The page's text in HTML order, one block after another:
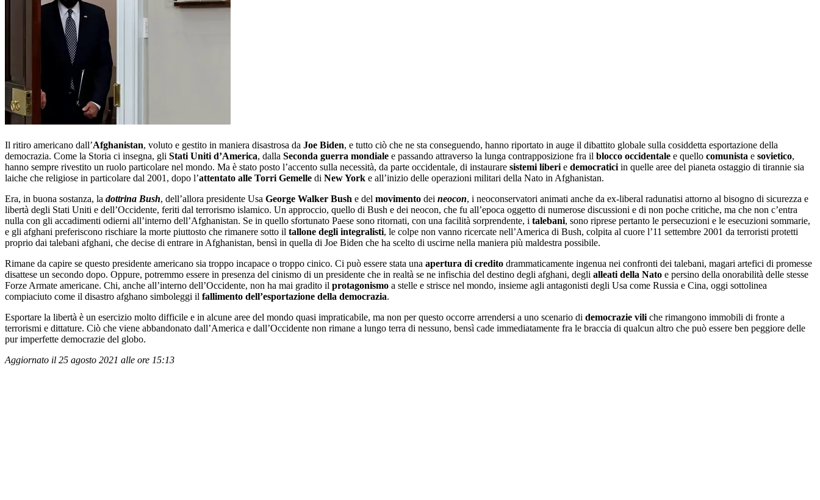
Il ritiro americano dall’Afghanistan, voluto e gestito in maniera disastrosa da Joe Biden, e tutto ciò che ne sta conseguendo, hanno riportato in auge il dibattito globale sulla cosiddetta esportazione della
democrazia. Come la Storia ci insegna, gli Stati Uniti d’America, dalla Seconda guerra mondiale e passando attraverso la lunga contrapposizione fra il blocco occidentale e quello comunista e sovietico,
hanno sempre rivestito un ruolo particolare nel mondo. Ma è stato posto l’accento sulla necessità, da parte occidentale, di instaurare sistemi liberi e democratici in quelle aree del pianeta ostaggio di tirannie sia
laiche che religiose in particolare dal 2001, dopo l’attentato alle Torri Gemelle di New York e all’inizio delle operazioni militari della Nato in Afghanistan.
Era, in buona sostanza, la dottrina Bush, dell’allora presidente Usa George Walker Bush e del movimento dei neocon, i neoconservatori animati anche da ex-liberal radunatisi attorno al bisogno di sicurezza e
libertà degli Stati Uniti e dell’Occidente, feriti dal terrorismo islamico. Un approccio, quello di Bush e dei neocon, che fu all’epoca oggetto di numerose discussioni e di non poche critiche, ma che non c’entra
nulla con gli accadimenti odierni all’interno dell’Afghanistan. Se in quello sfortunato Paese sono ritornati, con una facilità sorprendente, i talebani, sono riprese pertanto le persecuzioni e le esecuzioni sommarie,
e gli afghani preferiscono rischiare la morte piuttosto che rimanere sotto il tallone degli integralisti, le colpe non vanno ricercate nell’America di Bush, colpita al cuore l’11 settembre 2001 da terroristi protetti
proprio dai talebani afghani, che decise di entrare in Afghanistan, bensì in quella di Joe Biden che ha scelto di uscirne nella maniera più maldestra possibile.
Rimane da capire se questo presidente americano sia troppo incapace o troppo cinico. Ci può essere stata una apertura di credito drammaticamente ingenua nei confronti dei talebani, magari artefici di promesse
disattese un secondo dopo. Oppure, potremmo essere in presenza del cinismo di un presidente che in realtà se ne infischia del destino degli afghani, degli alleati della Nato e persino della onorabilità delle stesse
Forze Armate americane. Chi, anche all’interno dell’Occidente, non ha mai gradito il protagonismo a stelle e strisce nel mondo, insieme agli antagonisti degli Usa come Russia e Cina, oggi sottolinea
compiaciuto come il disastro afghano simboleggi il fallimento dell’esportazione della democrazia.
Esportare la libertà è un esercizio molto difficile e in alcune aree del mondo quasi impraticabile, ma non per questo occorre arrendersi a uno scenario di democrazie vili che rimangono immobili di fronte a
terrorismi e dittature. Ciò che viene abbandonato dall’America e dall’Occidente non rimane a lungo terra di nessuno, bensì cade immediatamente fra le braccia di qualcun altro che può essere ben peggiore delle
pur imperfette democrazie del globo.
Aggiornato il 25 agosto 2021 alle ore 15:13